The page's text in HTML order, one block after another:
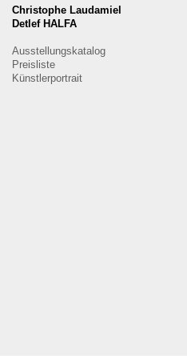
Christophe Laudamiel
Detlef HALFA
Ausstellungskatalog
Preisliste
Künstlerportrait